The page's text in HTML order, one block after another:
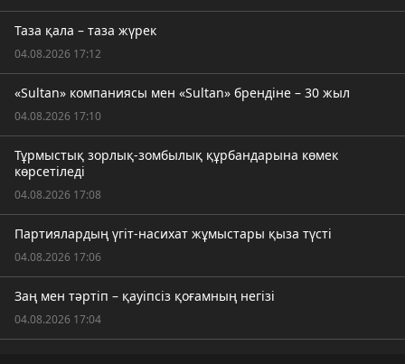
Таза қала – таза жүрек
04.08.2026 17:12
«Sultan» компаниясы мен «Sultan» брендіне – 30 жыл
04.08.2026 17:10
Тұрмыстық зорлық-зомбылық құрбандарына көмек
көрсетіледі
04.08.2026 17:08
Партиялардың үгіт-насихат жұмыстары қыза түсті
04.08.2026 17:06
Заң мен тәртіп – қауіпсіз қоғамның негізі
04.08.2026 17:04